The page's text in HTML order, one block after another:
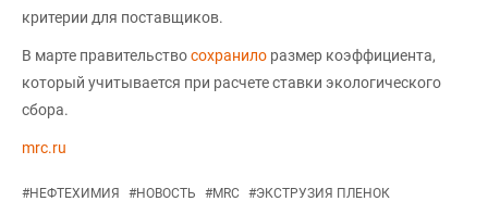
критерии для поставщиков.
В марте правительствосохранило размер коэффициента,
который учитывается при расчете ставки экологического
сбора.
mrc.ru
#НЕФТЕХИМИЯ #НОВОСТЬ #MRC #ЭКСТРУЗИЯ ПЛЕНОК